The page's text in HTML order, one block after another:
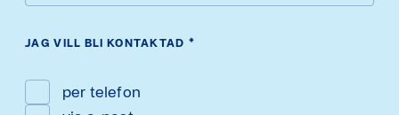
JAG VILL BLI KONTAKTAD *
per telefon